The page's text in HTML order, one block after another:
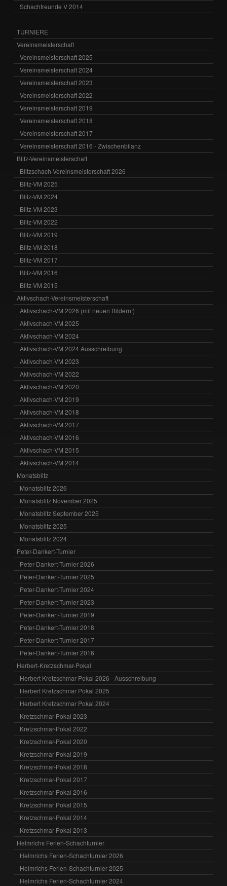
Schachfreunde V 2014
TURNIERE
Vereinsmeisterschaft
Vereinsmeisterschaft 2025
Vereinsmeisterschaft 2024
Vereinsmeisterschaft 2023
Vereinsmeisterschaft 2022
Vereinsmeisterschaft 2019
Vereinsmeisterschaft 2018
Vereinsmeisterschaft 2017
Vereinsmeisterschaft 2016 - Zwischenbilanz
Blitz-Vereinsmeisterschaft
Blitzschach-Vereinsmeisterschaft 2026
Blitz-VM 2025
Blitz-VM 2024
Blitz-VM 2023
Blitz-VM 2022
Blitz-VM 2019
Blitz-VM 2018
Blitz-VM 2017
Blitz-VM 2016
Blitz-VM 2015
Aktivschach-Vereinsmeisterschaft
Aktivschach-VM 2026 (mit neuen Bildern!)
Aktivschach-VM 2025
Aktivschach-VM 2024
Aktivschach-VM 2024 Ausschreibung
Aktivschach-VM 2023
Aktivschach-VM 2022
Aktivschach-VM 2020
Aktivschach-VM 2019
Aktivschach-VM 2018
Aktivschach-VM 2017
Aktivschach-VM 2016
Aktivschach-VM 2015
Aktivschach-VM 2014
Monatsblitz
Monatsblitz 2026
Monatsblitz November 2025
Monatsblitz September 2025
Monatsblitz 2025
Monatsblitz 2024
Peter-Dankert-Turnier
Peter-Dankert-Turnier 2026
Peter-Dankert-Turnier 2025
Peter-Dankert-Turnier 2024
Peter-Dankert-Turnier 2023
Peter-Dankert-Turnier 2019
Peter-Dankert-Turnier 2018
Peter-Dankert-Turnier 2017
Peter-Dankert-Turnier 2016
Herbert-Kretzschmar-Pokal
Herbert Kretzschmar Pokal 2026 - Ausschreibung
Herbert Kretzschmar Pokal 2025
Herbert Kretzschmar Pokal 2024
Kretzschmar-Pokal 2023
Kretzschmar-Pokal 2022
Kretzschmar-Pokal 2020
Kretzschmar-Pokal 2019
Kretzschmar-Pokal 2018
Kretzschmar-Pokal 2017
Kretzschmar-Pokal 2016
Kretzschmar Pokal 2015
Kretzschmar-Pokal 2014
Kretzschmar-Pokal 2013
Helmrichs Ferien-Schachturnier
Helmrichs Ferien-Schachturnier 2026
Helmrichs Ferien-Schachturnier 2025
Helmrichs Ferien-Schachturnier 2024